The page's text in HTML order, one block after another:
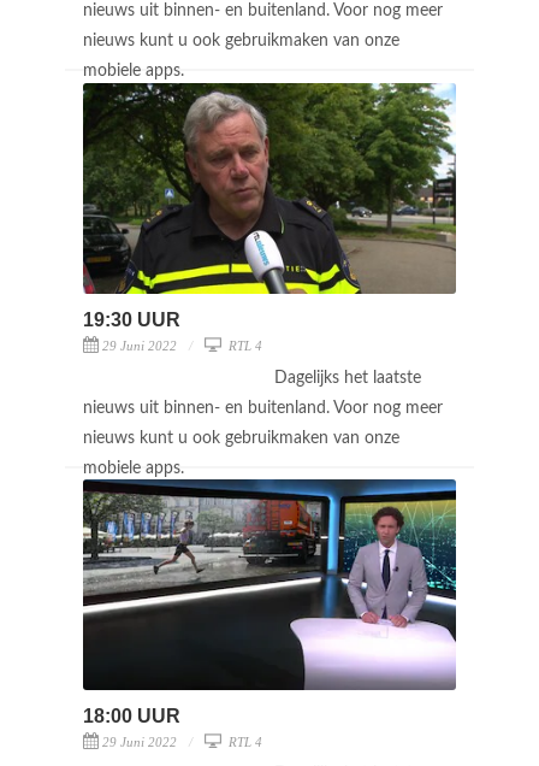
nieuws uit binnen- en buitenland. Voor nog meer
nieuws kunt u ook gebruikmaken van onze
mobiele apps.
19:30 UUR
29 Juni 2022 RTL 4
Dagelijks het laatste
nieuws uit binnen- en buitenland. Voor nog meer
nieuws kunt u ook gebruikmaken van onze
mobiele apps.
18:00 UUR
29 Juni 2022 RTL 4